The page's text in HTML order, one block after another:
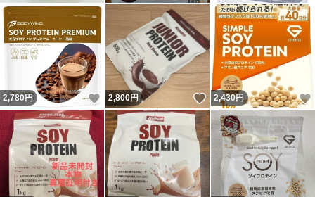
2,780 円 いいね！
2,800円 いいね！
2,430円